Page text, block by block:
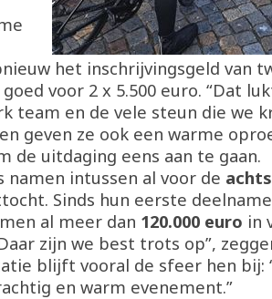
het inschrijvingsgeld van
voor 2 x 5.500 euro. “Dat
team en de vele steun die we
geven ze ook een warme
de uitdaging eens aan te gaan.
namen intussen al voor de
Sinds hun eerste
al meer dan 120.000 euro in
zijn we best trots op”,
blijft vooral de sfeer hen bij:
en warm evenement.”